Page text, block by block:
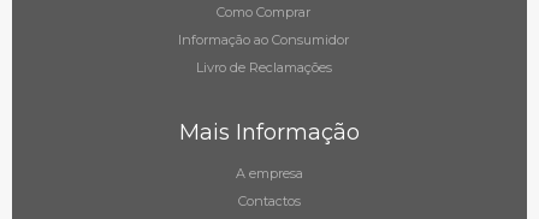
Como Comprar
Informação ao Consumidor
Livro de Reclamações
Mais Informação
A empresa
Contactos